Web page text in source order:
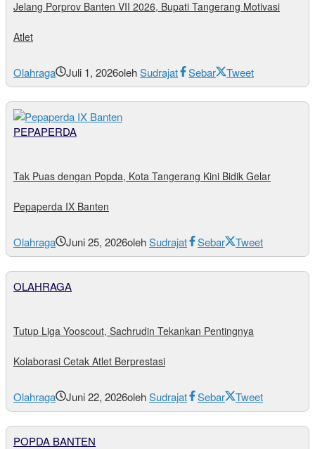
Jelang Porprov Banten VII 2026, Bupati Tangerang Motivasi
Atlet
Olahraga Juli 1, 2026olehSudrajat Sebar Tweet
PEPAPERDA
Tak Puas dengan Popda, Kota Tangerang Kini Bidik Gelar
Pepaperda IX Banten
Olahraga Juni 25, 2026olehSudrajat Sebar Tweet
OLAHRAGA
Tutup Liga Yooscout, Sachrudin Tekankan Pentingnya
Kolaborasi Cetak Atlet Berprestasi
Olahraga Juni 22, 2026olehSudrajat Sebar Tweet
POPDA BANTEN